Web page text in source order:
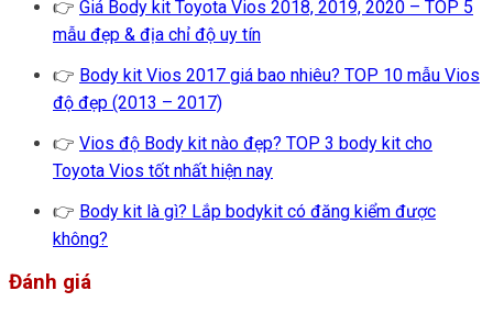
👉 Giá Body kit Toyota Vios 2018, 2019, 2020 – TOP 5
mẫu đẹp & địa chỉ độ uy tín
👉 Body kit Vios 2017 giá bao nhiêu? TOP 10 mẫu Vios
độ đẹp (2013 – 2017)
👉 Vios độ Body kit nào đẹp? TOP 3 body kit cho
Toyota Vios tốt nhất hiện nay
👉 Body kit là gì? Lắp bodykit có đăng kiểm được
không?
Đánh giá